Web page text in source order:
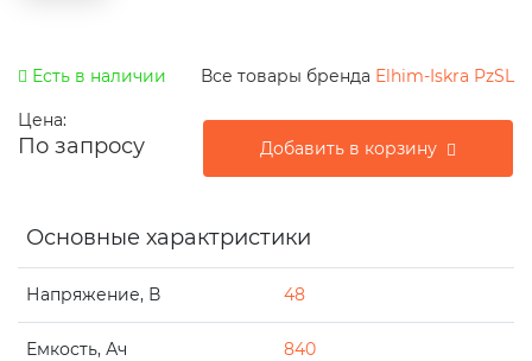
Есть в наличии Все товары бренда Elhim-Iskra PzSL
Цена:
По запросу Добавить в корзину
Основные характристики
Напряжение, В 48
Емкость, Ач 840